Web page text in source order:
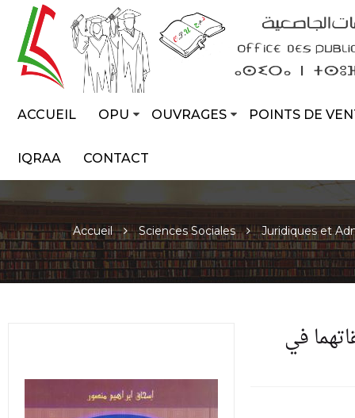
ACCUEIL OPU OUVRAGES POINTS DE
IQRAA CONTACT
Accueil Sciences Sociales Juridiques et
في